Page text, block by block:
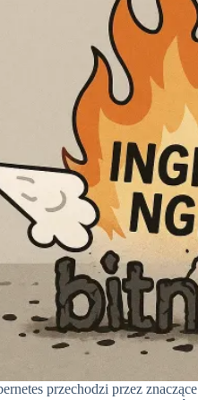
przechodzi przez znaczące